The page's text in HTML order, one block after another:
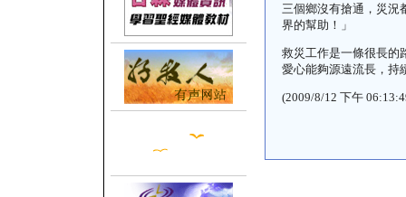
三個鄉沒有搶通，災況
界的幫助！」
救災工作是一條很長的
愛心能夠源遠流長，持
(2009/8/12 下午